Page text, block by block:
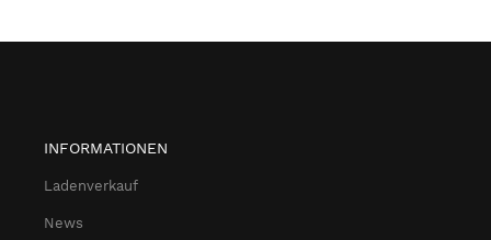
INFORMATIONEN
Ladenverkauf
News